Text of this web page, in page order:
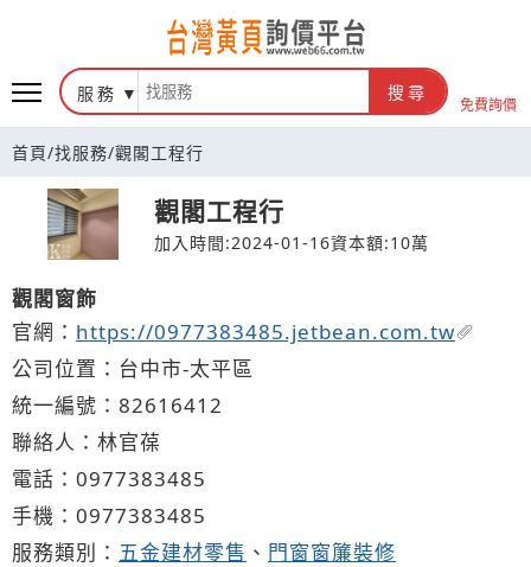
台灣黃頁詢價平台
服務 搜尋
免費詢價
首頁/找服務/觀閣工程行
觀閣工程行
加入時間:2024-01-16資本額:10萬
觀閣窗飾
官網： https://0977383485.jetbean.com.tw
公司位置：台中市-太平區
統一編號：82616412
聯絡人：林官葆
電話： 0977383485
手機： 0977383485
服務類別： 五金建材零售 、 門窗窗簾裝修